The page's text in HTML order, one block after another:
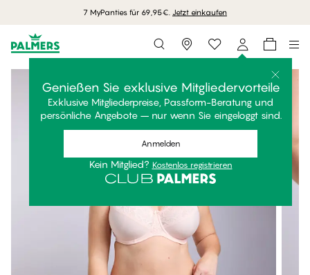
7 MyPanties für 69,95€. Jetzt einkaufen
Storefinder
Genießen Sie exklusive Mitgliedervorteile
Exklusive Mitgliederpreise, Passform-Beratung und
persönliche Angebote – nur wenn Sie eingeloggt sind.
Anmelden
Kein Mitglied? Kostenlos registrieren